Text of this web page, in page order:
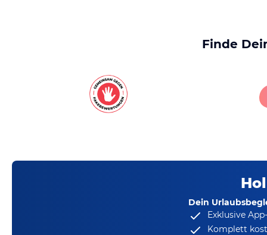
Finde
Dein
Exklusive
Komplett